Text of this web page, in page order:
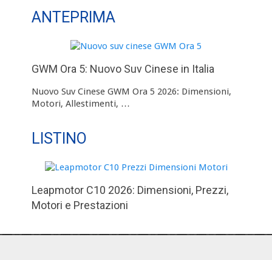
ANTEPRIMA
GWM Ora 5: Nuovo Suv Cinese in Italia
Nuovo Suv Cinese GWM Ora 5 2026: Dimensioni,
Motori, Allestimenti, …
LISTINO
Leapmotor C10 2026: Dimensioni, Prezzi,
Motori e Prestazioni